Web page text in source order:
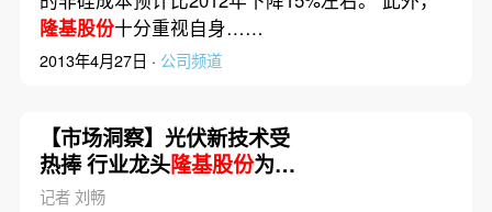
隆基股份十分重视自身……
2013年4月27日 · 公司频道
【市场洞察】光伏新技术受
热捧 行业龙头隆基股份为何
按兵不动？
记者 刘畅